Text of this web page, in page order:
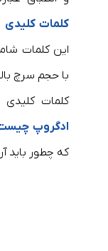
کلمات کلیدی
این کلمات
با حجم سرچ
کلمات کلیدی
ادگروپ
که چطور باید